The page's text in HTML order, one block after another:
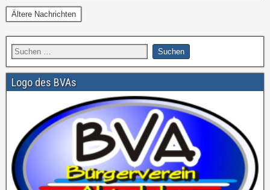
Ältere Nachrichten
Logo des BVAs